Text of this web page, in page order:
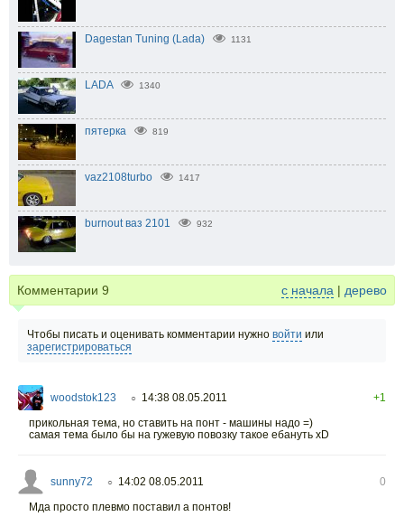
Dagestan Tuning (Lada) 1131
LADA 1340
пятерка 819
vaz2108turbo 1417
burnout ваз 2101 932
Комментарии 9 с начала | дерево
Чтобы писать и оценивать комментарии нужно войти или
зарегистрироваться
woodstok123 ○ 14:38 08.05.2011
+1
прикольная тема, но ставить на понт - машины надо =)
самая тема было бы на гужевую повозку такое ебануть xD
sunny72 ○ 14:02 08.05.2011
0
Мда просто плевмо поставил а понтов!